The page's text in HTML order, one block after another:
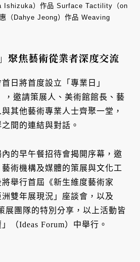
Ishizuka）作品 Surface Tactility（on
（Dahye Jeong）作品 Weaving
聚焦藝術從業者深度交流
日將首度設立「專業日」
，邀請策展人、美術館館長、藝
其他藝術專業人士齊聚一堂，
間的連結與對話。
內的早午餐招待會揭開序幕，邀
術機構及媒體的策展與文化工
舉行首屆《新生維度藝術家
雙年展現況」座談會，以及
展團隊的特別分享，以上活動皆
（Ideas Forum）中舉行。